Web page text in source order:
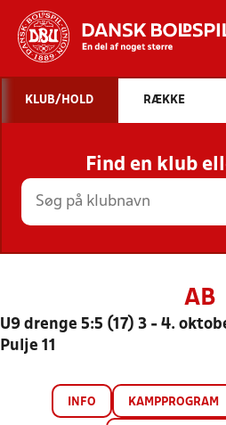
STILLINGER,
HOLD
KLUB/HOLD RÆKKE
Find en klub
AB
U9 drenge 5:5 (17) 3 - 4.
Pulje 11
INFO KAMPPROGRAM